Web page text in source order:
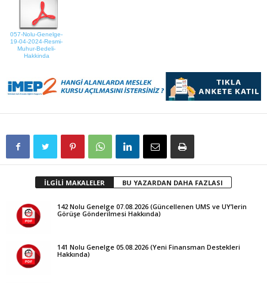
057-Nolu-Genelge-
19-04-2024-Resmi-
Muhur-Bedeli-
Hakkinda
İLGİLİ MAKALELER BU YAZARDAN DAHA FAZLASI
142 Nolu Genelge 07.08.2026 (Güncellenen UMS ve UY’lerin
Görüşe Gönderilmesi Hakkında)
141 Nolu Genelge 05.08.2026 (Yeni Finansman Destekleri
Hakkında)